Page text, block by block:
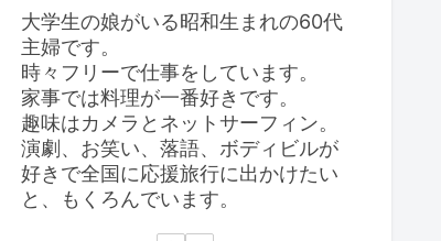
大学生の娘がいる昭和生まれの60代
主婦です。
時々フリーで仕事をしています。
家事では料理が一番好きです。
趣味はカメラとネットサーフィン。
演劇、お笑い、落語、ボディビルが
好きで全国に応援旅行に出かけたい
と、もくろんでいます。